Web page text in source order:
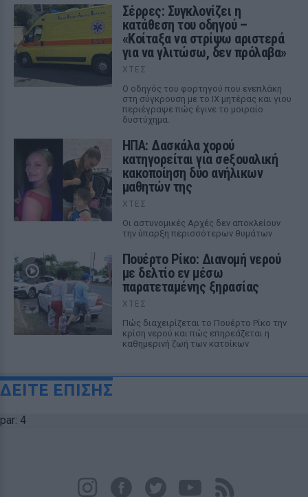
Σέρρες: Συγκλονίζει η
κατάθεση του οδηγού –
«Κοίταξα να στρίψω αριστερά
για να γλιτώσω, δεν πρόλαβα»
ΧΤΕΣ
Ο οδηγός του φορτηγού που ενεπλάκη
στη σύγκρουση με το ΙΧ μητέρας και γιου
περιέγραψε πώς έγινε το μοιραίο
δυστύχημα.
ΗΠΑ: Δασκάλα χορού
κατηγορείται για σeξουαλική
κακοποίηση δύο ανήλικων
μαθητών της
ΧΤΕΣ
Οι αστυνομικές Αρχές δεν αποκλείουν
την ύπαρξη περισσότερων θυμάτων
Πουέρτο Ρίκο: Διανομή νερού
με δελτίο εν μέσω
παρατεταμένης ξηρασίας
ΧΤΕΣ
Πώς διαχειρίζεται το Πουέρτο Ρίκο την
κρίση νερού και πώς επηρεάζεται η
καθημερινή ζωή των κατοίκων
ΔΕΙΤΕ ΕΠΙΣΗΣ
par: 4